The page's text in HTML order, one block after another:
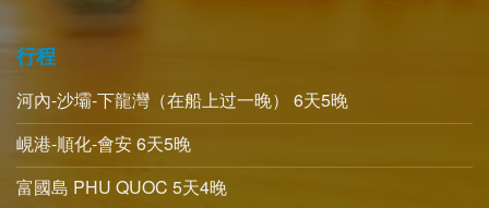
行程
河內-沙壩-下龍灣（在船上过一晚） 6天5晚
峴港-順化-會安 6天5晚
富國島 PHU QUOC 5天4晚